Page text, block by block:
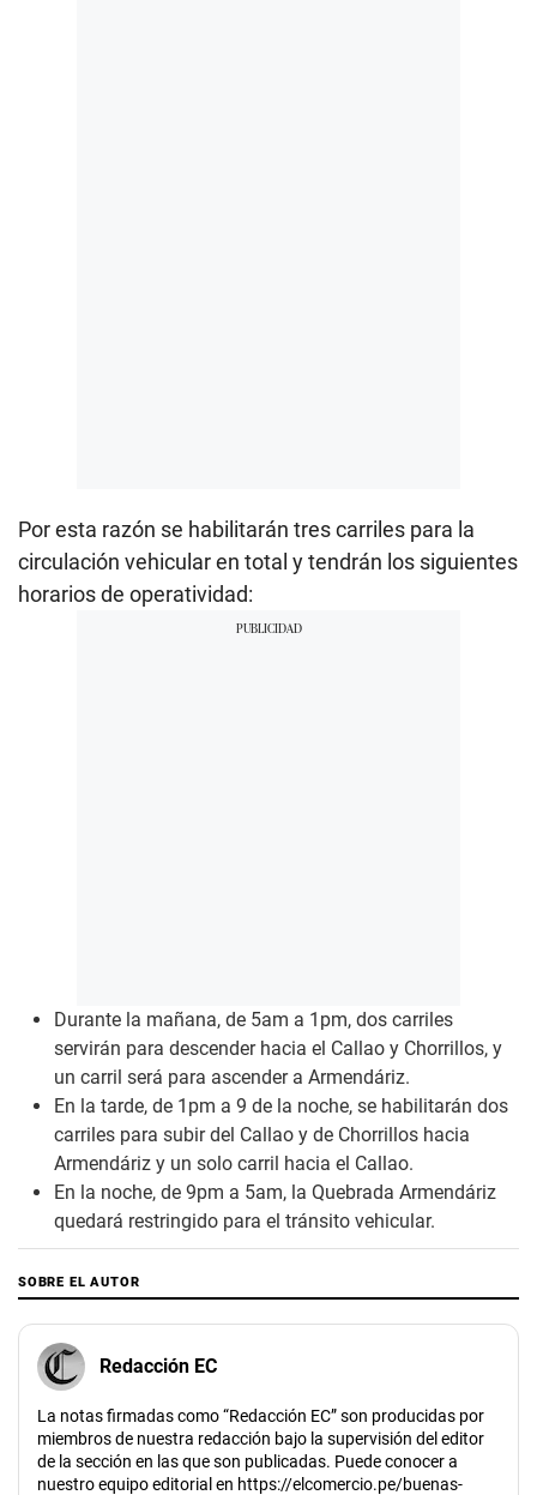
Por esta razón se habilitarán tres carriles para la
circulación vehicular en total y tendrán los siguientes
horarios de operatividad:
Durante la mañana, de 5am a 1pm, dos carriles
servirán para descender hacia el Callao y Chorrillos, y
un carril será para ascender a Armendáriz.
En la tarde, de 1pm a 9 de la noche, se habilitarán dos
carriles para subir del Callao y de Chorrillos hacia
Armendáriz y un solo carril hacia el Callao.
En la noche, de 9pm a 5am, la Quebrada Armendáriz
quedará restringido para el tránsito vehicular.
SOBRE EL AUTOR
Redacción EC
La notas firmadas como “Redacción EC” son producidas por
miembros de nuestra redacción bajo la supervisión del editor
de la sección en las que son publicadas. Puede conocer a
nuestro equipo editorial en https://elcomercio.pe/buenas-